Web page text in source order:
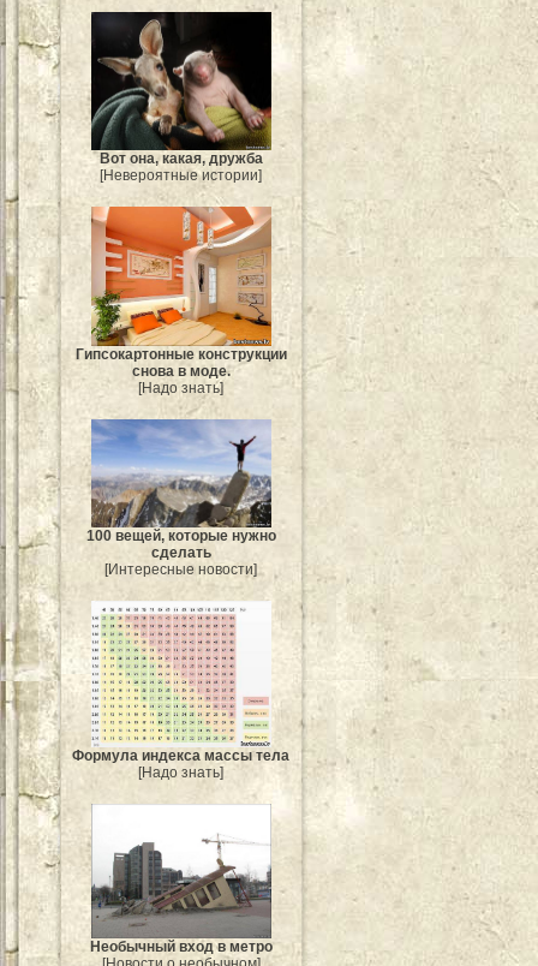
Вот она, какая, дружба
[Невероятные истории]
Гипсокартонные конструкции
снова в моде.
[Надо знать]
100 вещей, которые нужно
сделать
[Интересные новости]
Формула индекса массы тела
[Надо знать]
Необычный вход в метро